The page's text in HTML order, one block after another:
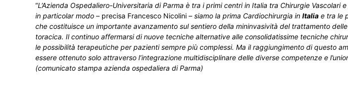
“L’Azienda Ospedaliero-Universitaria di Parma è tra i primi centri in Italia tra Chirurgie Vascolari
in particolar modo – precisa Francesco Nicolini – siamo la prima Cardiochirurgia in Italia e tra le
che costituisce un importante avanzamento sul sentiero della mininvasività del trattamento
toracica. Il continuo affermarsi di nuove tecniche alternative alle consolidatissime tecniche
le possibilità terapeutiche per pazienti sempre più complessi. Ma il raggiungimento di questo
essere ottenuto solo attraverso l’integrazione multidisciplinare delle diverse competenze e
(comunicato stampa azienda ospedaliera di Parma)